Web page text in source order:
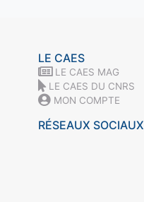
LE CAES
LE CAES MAG
LE CAES DU CNRS
MON COMPTE
RÉSEAUX SOCIAUX